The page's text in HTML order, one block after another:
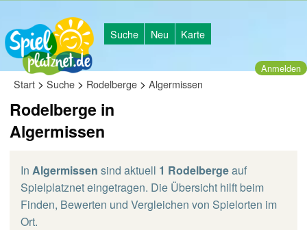
Suche Neu Karte
Anmelden
Start > Suche > Rodelberge > Algermissen
Rodelberge in
Algermissen
In Algermissen sind aktuell 1 Rodelbergeauf
Spielplatznet eingetragen. Die Übersicht hilft beim
Finden, Bewerten und Vergleichen von Spielorten im
Ort.